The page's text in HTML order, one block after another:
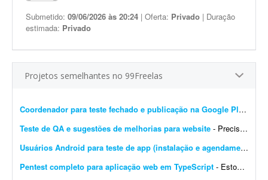
Submetido: 09/06/2026 às 20:24 | Oferta: Privado | Duração
estimada: Privado
Projetos semelhantes no 99Freelas
Coordenador para teste fechado e publicação na Google Play
Teste de QA e sugestões de melhorias para website - Preciso de um profissional de QA/testes de software para realizar análise completa do meu website, incluindo identificação de bugs e possíveis melhorias. O site foi dese...
Usuários Android para teste de app (instalação e agendamento)
Pentest completo para aplicação web em TypeScript - Estou procurando um profissional experiente em pentest web para realizar uma avaliação completa de segurança em uma aplicação desenvolvida em TypeScript. Tecnolo...